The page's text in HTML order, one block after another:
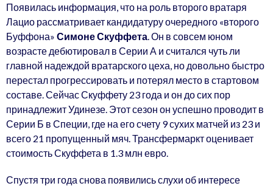
Появилась информация, что на роль второго вратаря
Лацио рассматривает кандидатуру очередного «второго
Буффона» Симоне Скуффета. Он в совсем юном
возрасте дебютировал в Серии А и считался чуть ли
главной надеждой вратарского цеха, но довольно быстро
перестал прогрессировать и потерял место в стартовом
составе. Сейчас Скуффету 23 года и он до сих пор
принадлежит Удинезе. Этот сезон он успешно проводит в
Серии Б в Специи, где на его счету 9 сухих матчей из 23 и
всего 21 пропущенный мяч. Трансфермаркт оценивает
стоимость Скуффета в 1.3 млн евро.
Спустя три года снова появились слухи об интересе